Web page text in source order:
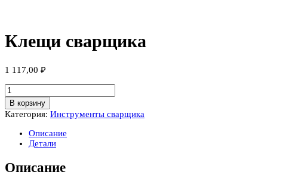
Клещи сварщика
1 117,00 ₽
Количество
товара
Клещи
сварщика
В корзину
Категория: Инструменты сварщика
Описание
Детали
Описание